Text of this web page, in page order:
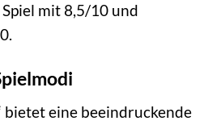
mit 8,5/10 und
bietet eine beeindruckende